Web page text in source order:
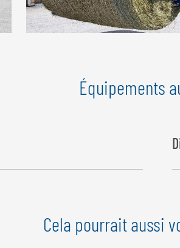
Équipements
Cela pourrait aussi